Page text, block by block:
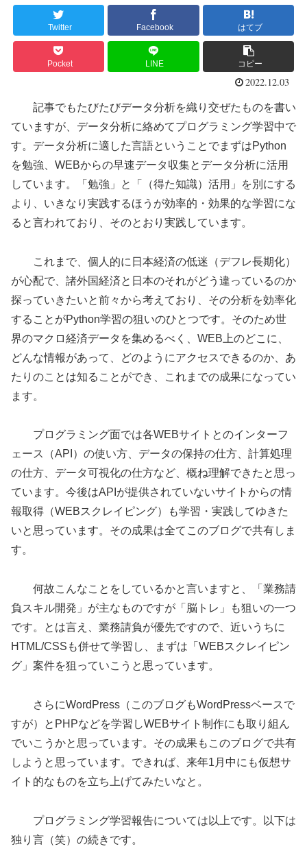
Twitter Facebook はてブ
Pocket LINE コピー
2022.12.03
記事でもたびたびデータ分析を織り交ぜたものを書い
ていますが、データ分析に絡めてプログラミング学習中で
す。データ分析に適した言語ということでまずはPython
を勉強、WEBからの早速データ収集とデータ分析に活用
しています。「勉強」と「（得た知識）活用」を別にする
より、いきなり実践するほうが効率的・効果的な学習にな
ると言われており、そのとおり実践しています。
これまで、個人的に日本経済の低迷（デフレ長期化）
が心配で、諸外国経済と日本のそれがどう違っているのか
探っていきたいと前々から考えており、その分析を効率化
することがPython学習の狙いのひとつです。そのため世
界のマクロ経済データを集めるべく、WEB上のどこに、
どんな情報があって、どのようにアクセスできるのか、あ
たりのことは知ることができ、これまでの成果になってい
ます。
プログラミング面では各WEBサイトとのインターフ
ェース（API）の使い方、データの保持の仕方、計算処理
の仕方、データ可視化の仕方など、概ね理解できたと思っ
ています。今後はAPIが提供されていないサイトからの情
報取得（WEBスクレイピング）も学習・実践してゆきた
いと思っています。その成果は全てこのブログで共有しま
す。
何故こんなことをしているかと言いますと、「業務請
負スキル開発」が主なものですが「脳トレ」も狙いの一つ
です。とは言え、業務請負が優先ですので、近いうちに
HTML/CSSも併せて学習し、まずは「WEBスクレイピン
グ」案件を狙っていこうと思っています。
さらにWordPress（このブログもWordPressベースで
すが）とPHPなどを学習しWEBサイト制作にも取り組ん
でいこうかと思っています。その成果もこのブログで共有
しようと思っています。できれば、来年1月中にも仮想サ
イト的なものを立ち上げてみたいなと。
プログラミング学習報告については以上です。以下は
独り言（笑）の続きです。